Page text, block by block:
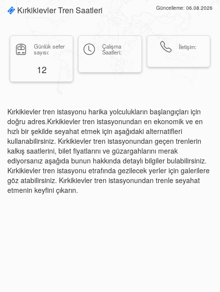
Kırkikievler Tren Saatleri Güncelleme: 06.08.2026
Günlük sefer
sayısı:
12
Çalışma
Saatleri:
İletişim:
Kırkikievler tren istasyonu harika yolculukların başlangıçları için
doğru adres.Kırkikievler tren istasyonundan en ekonomik ve en
hızlı bir şekilde seyahat etmek için aşağıdaki alternatifleri
kullanabilirsiniz. Kırkikievler tren istasyonundan geçen trenlerin
kalkış saatlerini, bilet fiyatlarını ve güzargahlarını merak
ediyorsanız aşağıda bunun hakkında detaylı bilgiler bulabilirsiniz.
Kırkikievler tren istasyonu etrafında gezilecek yerler için galerilere
göz atabilirsiniz. Kırkikievler tren istasyonundan trenle seyahat
etmenin keyfini çıkarın.